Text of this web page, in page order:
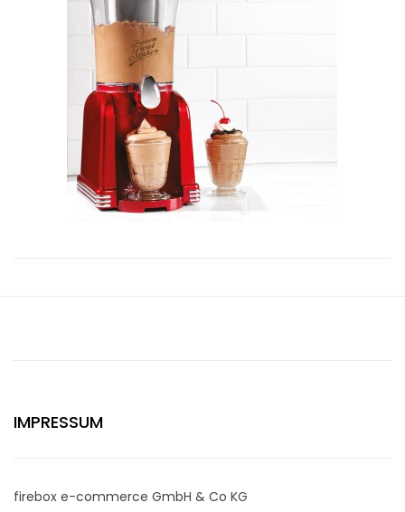
IMPRESSUM
firebox e-commerce GmbH & Co KG